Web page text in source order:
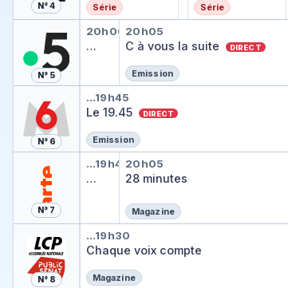
N° 4
rescousse
Série
rescousse
Série
N° 5
Vu
20h00
…
C à vous la suite
20h05
C à vous la suite DIRECT
Emission
N° 6
Le 19.45
…19h45
Le 19.45 DIRECT
Emission
N° 7
Arte journal
…19h45
Arte journal
…
28 minutes
20h05
28 minutes
Magazine
N° 8
Chaque voix compte
…19h30
Chaque voix compte
Magazine